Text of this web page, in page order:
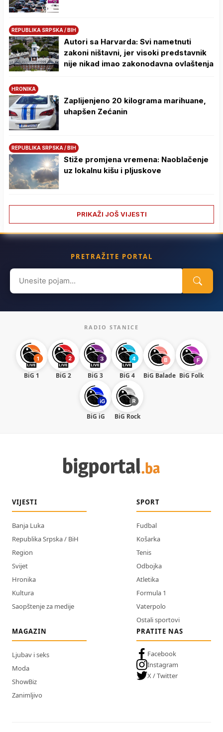
REPUBLIKA SRPSKA / BIH
Autori sa Harvarda: Svi nametnuti
zakoni ništavni, jer visoki predstavnik
nije nikad imao zakonodavna ovlaštenja
HRONIKA
Zaplijenjeno 20 kilograma marihuane,
uhapšen Zećanin
REPUBLIKA SRPSKA / BIH
Stiže promjena vremena: Naoblačenje
uz lokalnu kišu i pljuskove
PRIKAŽI JOŠ VIJESTI
PRETRAŽITE PORTAL
Search
for:
RADIO STANICE
BiG 1 BiG 2 BiG 3 BiG 4 BiG Balade BiG Folk
BiG iG BiG Rock
VIJESTI
Banja Luka
Republika Srpska / BiH
Region
Svijet
Hronika
Kultura
Saopštenje za medije
SPORT
Fudbal
Košarka
Tenis
Odbojka
Atletika
Formula 1
Vaterpolo
Ostali sportovi
MAGAZIN
Ljubav i seks
Moda
ShowBiz
Zanimljivo
PRATITE NAS
Facebook
Instagram
X / Twitter